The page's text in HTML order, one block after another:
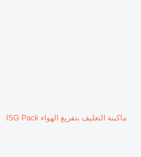
ماكينة التغليف بتفريغ الهواء ISG Pack